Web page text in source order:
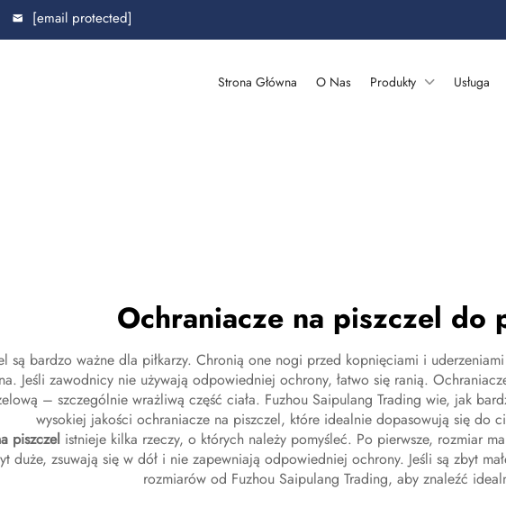
[email protected]
Strona Główna O Nas Produkty Usługa
Ochraniacze na piszczel do
są bardzo ważne dla piłkarzy. Chronią one nogi przed kopnięciami i
Jeśli zawodnicy nie używają odpowiedniej ochrony, łatwo się ranią.
– szczególnie wrażliwą część ciała. Fuzhou Saipulang Trading wie, jak
wysokiej jakości ochraniacze na piszczel, które idealnie dopasowują się do
piszczel istnieje kilka rzeczy, o których należy pomyśleć. Po pierwsze, rozmiar
duże, zsuwają się w dół i nie zapewniają odpowiedniej ochrony. Jeśli są zbyt
rozmiarów od Fuzhou Saipulang Trading, aby znaleźć